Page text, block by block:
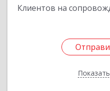
Клиентов на